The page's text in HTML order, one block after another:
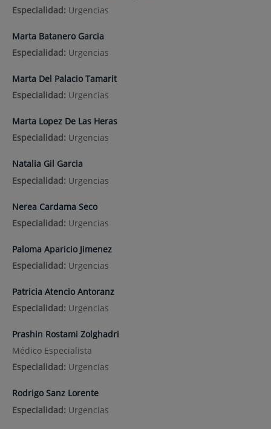
Especialidad: Urgencias
Marta Batanero Garcia
Especialidad: Urgencias
Marta Del Palacio Tamarit
Especialidad: Urgencias
Marta Lopez De Las Heras
Especialidad: Urgencias
Natalia Gil Garcia
Especialidad: Urgencias
Nerea Cardama Seco
Especialidad: Urgencias
Paloma Aparicio Jimenez
Especialidad: Urgencias
Patricia Atencio Antoranz
Especialidad: Urgencias
Prashin Rostami Zolghadri
Médico Especialista
Especialidad: Urgencias
Rodrigo Sanz Lorente
Especialidad: Urgencias